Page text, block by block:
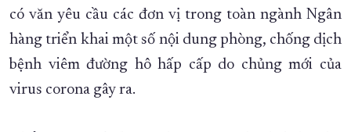
có văn yêu cầu các đơn vị trong toàn ngành Ngân
hàng triển khai một số nội dung phòng, chống dịch
bệnh viêm đường hô hấp cấp do chủng mới của
virus corona gây ra.